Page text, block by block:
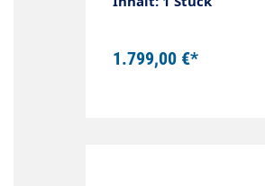
1600/1750 mm,
2500/
3/8"AGGewicht: 13,5
1.799,00 €*